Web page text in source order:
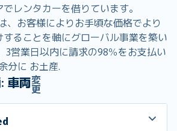
レンタカーを借りています。
、お客様によりお手頃な価格でより
ることを軸にグローバル事業を築い
3営業日以内に請求の98％をお支払い
分に お土産.
車両変
更